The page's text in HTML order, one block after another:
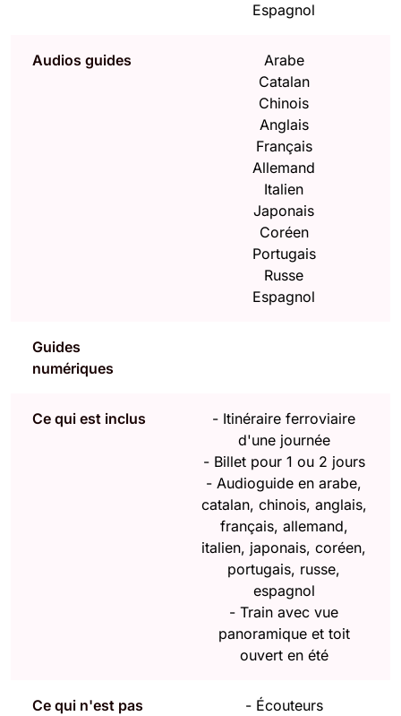
Espagnol
Audios guides
Arabe
Catalan
Chinois
Anglais
Français
Allemand
Italien
Japonais
Coréen
Portugais
Russe
Espagnol
Guides
numériques
Ce qui est inclus - Itinéraire ferroviaire
d'une journée
- Billet pour 1 ou 2 jours
- Audioguide en arabe,
catalan, chinois, anglais,
français, allemand,
italien, japonais, coréen,
portugais, russe,
espagnol
- Train avec vue
panoramique et toit
ouvert en été
Ce qui n'est pas
- Écouteurs